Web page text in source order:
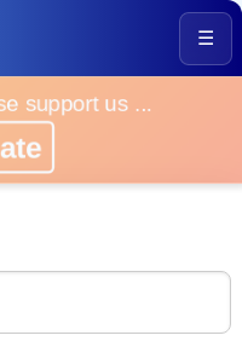
☰
support us ...